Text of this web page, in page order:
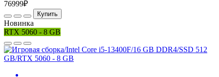
76999₽
Купить
Новинка
RTX 5060 - 8 GB